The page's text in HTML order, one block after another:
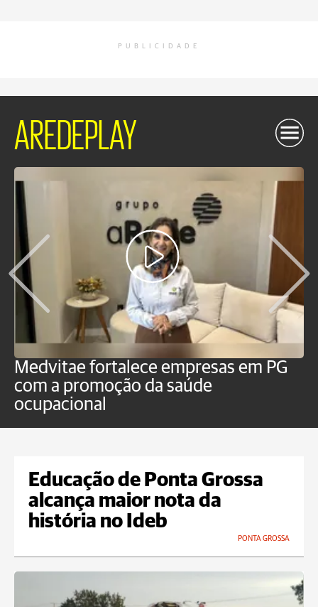
PUBLICIDADE
AREDEPLAY
Medvitae fortalece empresas em PG
com a promoção da saúde
ocupacional
Educação de Ponta Grossa
alcança maior nota da
história no Ideb
PONTA GROSSA